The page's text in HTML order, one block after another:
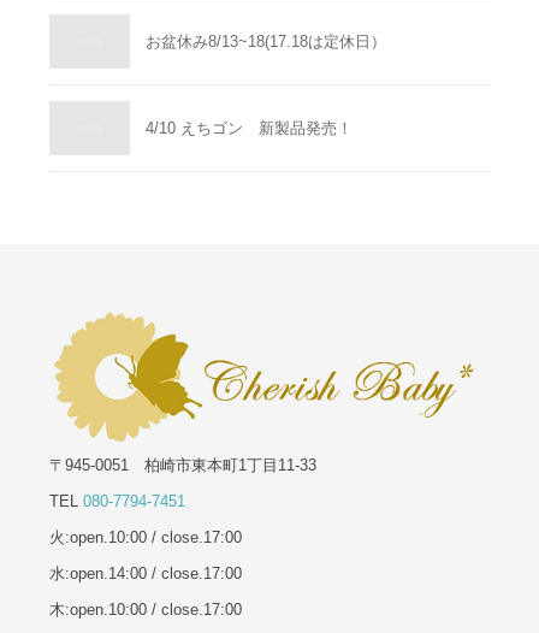
お盆休み8/13~18(17.18は定休日）
4/10 えちゴン 新製品発売！
〒945-0051 柏崎市東本町1丁目11-33
TEL 080-7794-7451
火:open.10:00 / close.17:00
水:open.14:00 / close.17:00
木:open.10:00 / close.17:00